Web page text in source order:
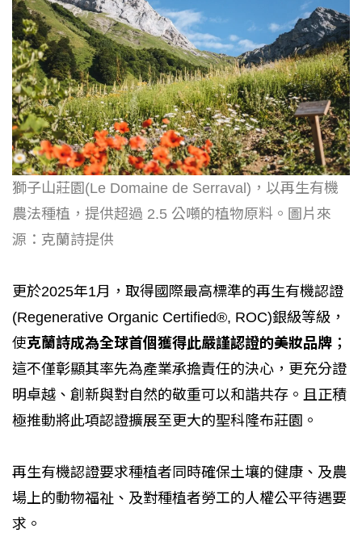
獅子山莊園(Le Domaine de Serraval)，以再生有機
農法種植，提供超過 2.5 公噸的植物原料。圖片來
源：克蘭詩提供
更於2025年1月，取得國際最高標準的再生有機認證
(Regenerative Organic Certified®, ROC)銀級等級，
使克蘭詩成為全球首個獲得此嚴謹認證的美妝品牌 ；
這不僅彰顯其率先為產業承擔責任的決心，更充分證
明卓越、創新與對自然的敬重可以和諧共存。且正積
極推動將此項認證擴展至更大的聖科隆布莊園。
再生有機認證要求種植者同時確保土壤的健康、及農
場上的動物福祉、及對種植者勞工的人權公平待遇要
求。